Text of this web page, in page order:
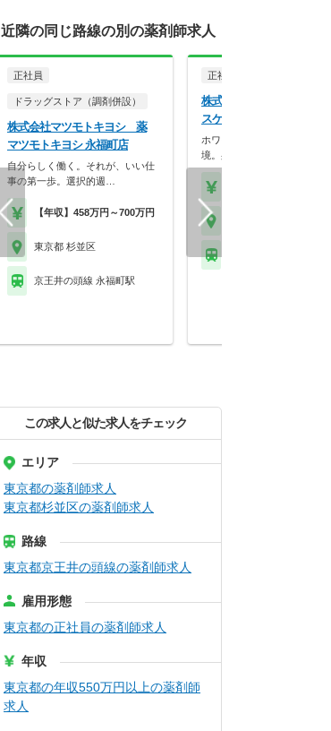
近隣の同じ路線の別の薬剤師求人
正社員
ドラッグストア（調剤併設）
株式会社マツモトキヨシ 薬
マツモトキヨシ 永福町店
自分らしく働く。それが、いい仕
事の第一歩。選択的週…
【年収】458万円～700万円
東京都 杉並区
京王井の頭線 永福町駅
正社員
株式会社ココカラファイ
スケア セイジョー久我
ホワイト500認定のクリーン
境。身だしなみの自…
この求人と似た求人をチェック
エリア
東京都の薬剤師求人
東京都杉並区の薬剤師求人
路線
東京都京王井の頭線の薬剤師求人
雇用形態
東京都の正社員の薬剤師求人
年収
東京都の年収550万円以上の薬剤師
求人